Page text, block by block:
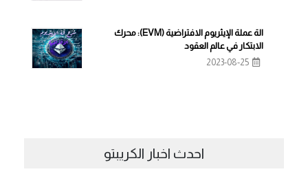
الة عملة الإيثريوم الافتراضية (EVM): محرك
الابتكار في عالم العقود
2023-08-25
احدث اخبار الكريبتو